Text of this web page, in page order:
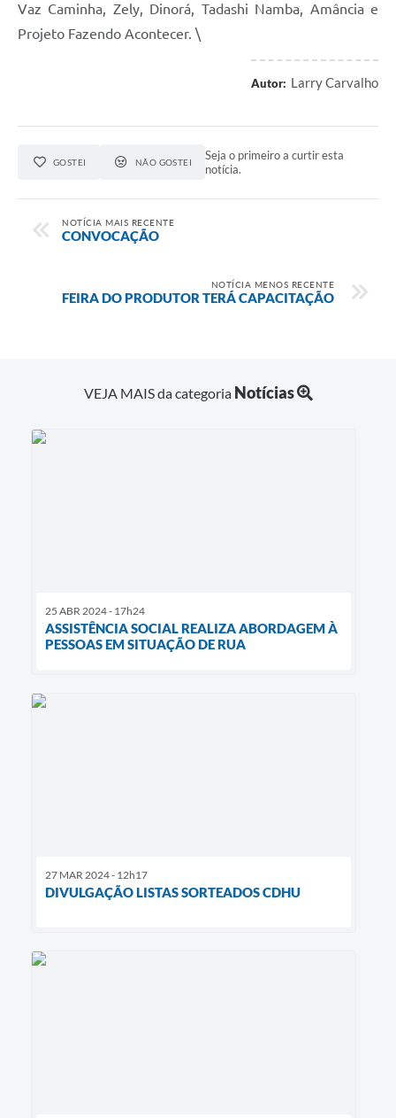
Vaz Caminha, Zely, Dinorá, Tadashi Namba, Amância e
Projeto Fazendo Acontecer. \
Autor: Larry Carvalho
GOSTEI NÃO GOSTEI
Seja o primeiro a curtir esta
notícia.
NOTÍCIA MAIS RECENTE
CONVOCAÇÃO
NOTÍCIA MENOS RECENTE
FEIRA DO PRODUTOR TERÁ CAPACITAÇÃO
VEJA MAIS da categoria Notícias
25 ABR 2024 - 17h24
ASSISTÊNCIA SOCIAL REALIZA ABORDAGEM À
PESSOAS EM SITUAÇÃO DE RUA
27 MAR 2024 - 12h17
DIVULGAÇÃO LISTAS SORTEADOS CDHU